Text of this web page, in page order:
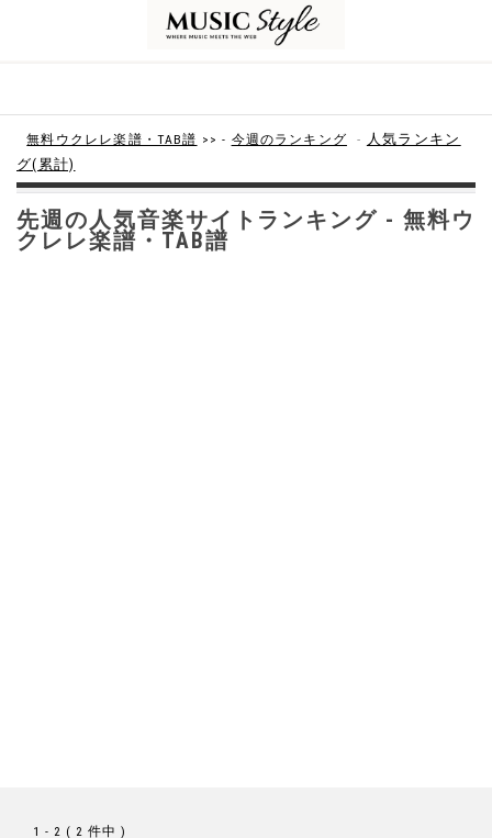
無料ウクレレ楽譜・TAB譜 >> - 今週のランキング - 人気ランキン
グ(累計)
先週の人気音楽サイトランキング - 無料ウ
クレレ楽譜・TAB譜
1 - 2 ( 2 件中 )